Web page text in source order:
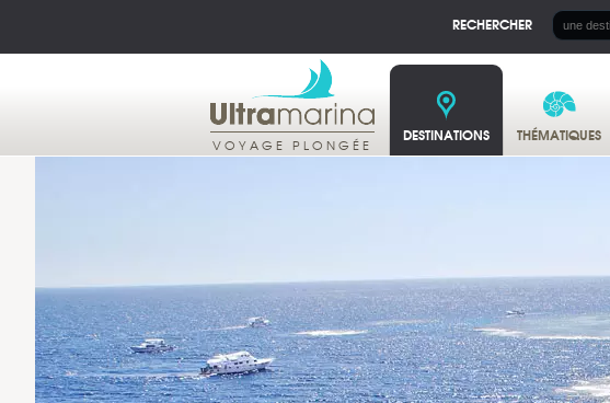
RECHERCHER
VOYAGE PLONGÉE DESTINATIONS THÉMATIQUES